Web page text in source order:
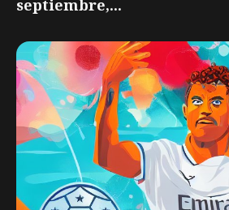
septiembre,...